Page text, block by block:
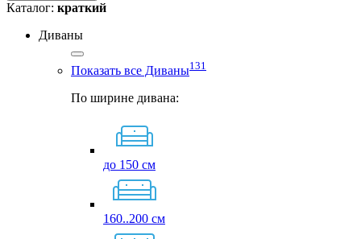
Каталог: краткий
Диваны
Показать все Диваны131
По ширине дивана:
до 150 см
160..200 см